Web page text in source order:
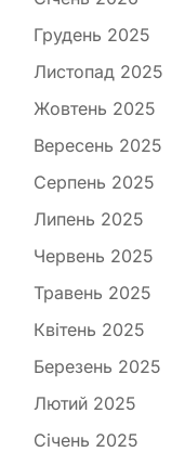
Грудень 2025
Листопад 2025
Жовтень 2025
Вересень 2025
Серпень 2025
Липень 2025
Червень 2025
Травень 2025
Квітень 2025
Березень 2025
Лютий 2025
Січень 2025